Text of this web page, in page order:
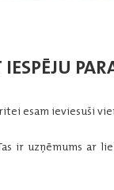
esam ieviesuši
ir uzņēmums ar